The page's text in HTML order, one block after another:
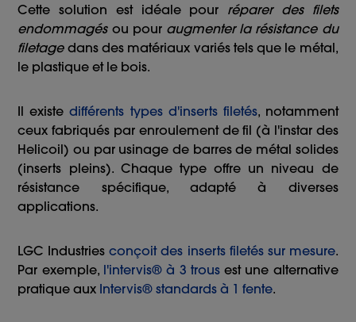
Cette solution est idéale pour réparer des filets
endommagésou pour augmenter la résistance du
filetagedans des matériaux variés tels que le métal,
le plastique et le bois.
Il existedifférents types d'inserts filetés, notamment
ceux fabriqués par enroulement de fil (à l'instar des
Helicoil) ou par usinage de barres de métal solides
(inserts pleins). Chaque type offre un niveau de
résistance spécifique, adapté à diverses
applications.
LGC Industriesconçoit des inserts filetés sur mesure.
Par exemple, l'intervis® à 3 trousest une alternative
pratique aux Intervis® standards à 1 fente.